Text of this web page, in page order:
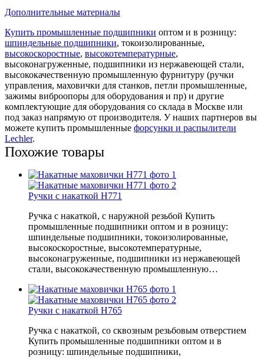
Дополнительные материалы
Купить промышленные подшипники оптом и в розницу:
шпиндельные подшипники, токоизолированные,
высокоскоростные, высокотемпературные,
высоконагруженные, подшипники из нержавеющей стали,
высококачественную промышленную фурнитуру (ручки
управления, маховички для станков, петли промышленные,
зажимы виброопоры для оборудования и пр) и другие
комплектующие для оборудования со склада в Москве или
под заказ напрямую от производителя. У наших партнеров вы
можете купить промышленные форсунки и распылители
Lechler.
Похожие товары
Ручки с накаткой H771
Ручка с накаткой, с наружной резьбой Купить
промышленные подшипники оптом и в розницу:
шпиндельные подшипники, токоизолированные,
высокоскоростные, высокотемпературные,
высоконагруженные, подшипники из нержавеющей
стали, высококачественную промышленную…
Ручки с накаткой H765
Ручка с накаткой, со сквозным резьбовым отверстием
Купить промышленные подшипники оптом и в
розницу: шпиндельные подшипники,